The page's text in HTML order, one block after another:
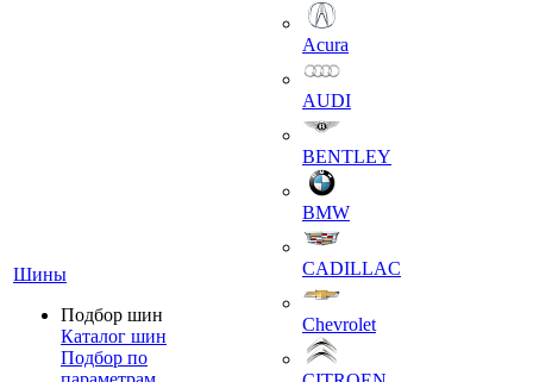
Шины
Подбор шин
Каталог шин
Подбор по
Acura
AUDI
BENTLEY
BMW
CADILLAC
Chevrolet